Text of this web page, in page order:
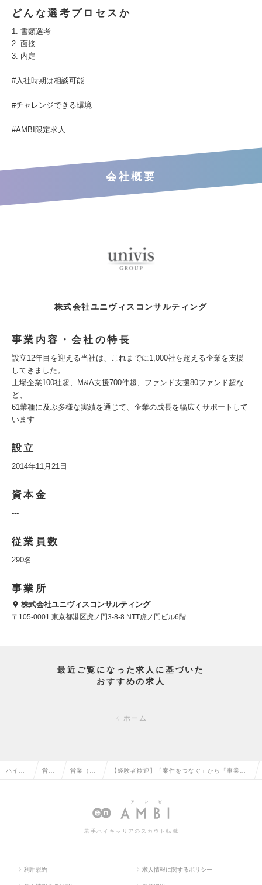
どんな選考プロセスか
1. 書類選考
2. 面接
3. 内定
#入社時期は相談可能
#チャレンジできる環境
#AMBI限定求人
会社概要
株式会社ユニヴィスコンサルティング
事業内容・会社の特長
設立12年目を迎える当社は、これまでに1,000社を超える企業を支援
してきました。
上場企業100社超、M&A支援700件超、ファンド支援80ファンド超な
ど、
61業種に及ぶ多様な実績を通じて、企業の成長を幅広くサポートして
います
設立
2014年11月21日
資本金
---
従業員数
290名
事業所
株式会社ユニヴィスコンサルティング
〒105-0001 東京都港区虎ノ門3-8-8 NTT虎ノ門ビル6階
最近ご覧になった求人に基づいた
おすすめの求人
ホーム
ハイク 営業 営業（法 【経験者歓迎】「案件をつなぐ」から「事業を
業ポジションの求人情報
若手ハイキャリアのスカウト転職
利用規約 求人情報に関するポリシー